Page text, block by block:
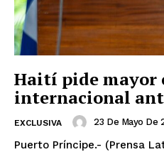
Haití pide mayor
internacional
EXCLUSIVA 23 De Mayo De
Puerto Príncipe.- (Prensa